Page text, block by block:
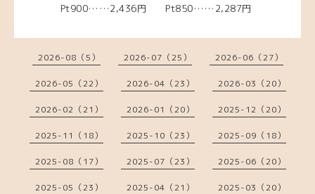
Pt900……2,436円 Pt850……2,287円
2026-08（5） 2026-07（25） 2026-06（27）
2026-05（22） 2026-04（23） 2026-03（20）
2026-02（21） 2026-01（20） 2025-12（20）
2025-11（18） 2025-10（23） 2025-09（18）
2025-08（17） 2025-07（23） 2025-06（20）
2025-05（23） 2025-04（21） 2025-03（20）